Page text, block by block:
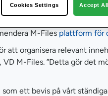
till Customers'
gäller både den
M-Files plattform för
att organisera relevant
VD M-Files. ”Detta gör
ett bevis på vårt
Cookies Settings Accept